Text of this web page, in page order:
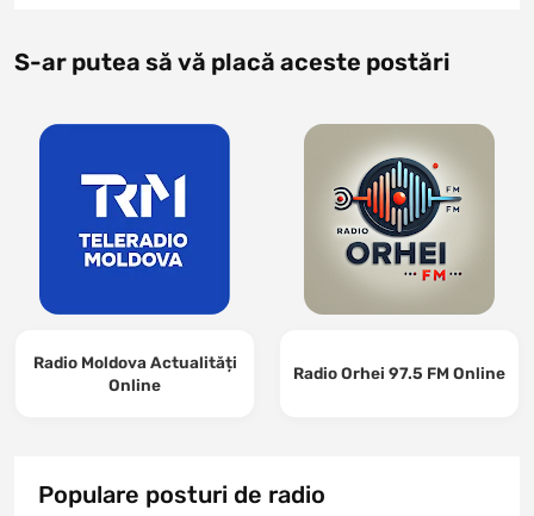
S-ar putea să vă placă aceste postări
Radio Moldova Actualități
Online
Radio Orhei 97.5 FM Online
Populare posturi de radio